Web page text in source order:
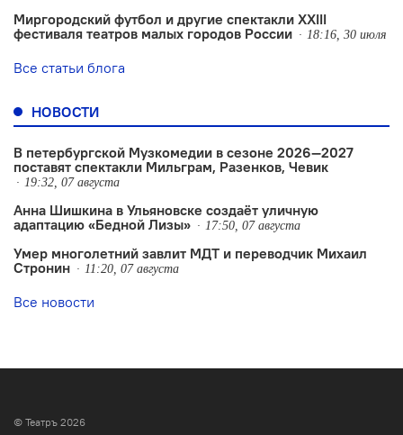
Миргородский футбол и другие спектакли XXIII
фестиваля театров малых городов России
18:16, 30 июля
Все статьи блога
НОВОСТИ
В петербургской Музкомедии в сезоне 2026—2027
поставят спектакли Мильграм, Разенков, Чевик
19:32, 07 августа
Анна Шишкина в Ульяновске создаëт уличную
адаптацию «Бедной Лизы»
17:50, 07 августа
Умер многолетний завлит МДТ и переводчик Михаил
Стронин
11:20, 07 августа
Все новости
© Театръ 2026